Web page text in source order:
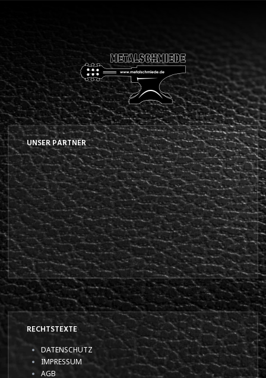
UNSER PARTNER
RECHTSTEXTE
DATENSCHUTZ
IMPRESSUM
AGB